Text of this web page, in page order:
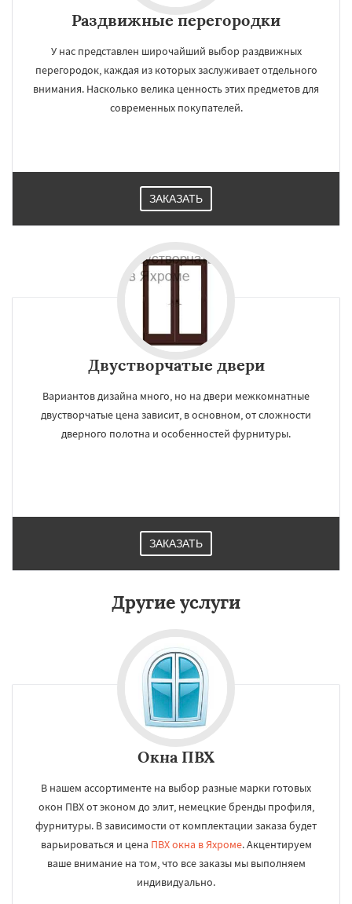
Раздвижные перегородки
У нас представлен широчайший выбор раздвижных
перегородок, каждая из которых заслуживает отдельного
внимания. Насколько велика ценность этих предметов для
современных покупателей.
ЗАКАЗАТЬ
Двустворчатые двери
Вариантов дизайна много, но на двери межкомнатные
двустворчатые цена зависит, в основном, от сложности
дверного полотна и особенностей фурнитуры.
ЗАКАЗАТЬ
Другие услуги
Окна ПВХ
В нашем ассортименте на выбор разные марки готовых
окон ПВХ от эконом до элит, немецкие бренды профиля,
фурнитуры. В зависимости от комплектации заказа будет
варьироваться и цена ПВХ окна в Яхроме. Акцентируем
ваше внимание на том, что все заказы мы выполняем
индивидуально.